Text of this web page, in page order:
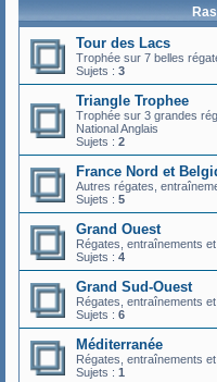
Tour des Lacs
Trophée sur 7 belles
Sujets : 3
Triangle Trophee
Trophée sur 3 grandes
National Anglais
Sujets : 2
France Nord et
Autres régates,
Sujets : 5
Grand Ouest
Régates, entraînements
Sujets : 4
Grand Sud-Ouest
Régates, entraînements
Sujets : 6
Méditerranée
Régates, entraînements
Sujets : 1